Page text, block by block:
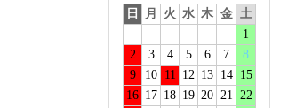
日
月 火 水 木 金 土
1
2
3 4 5 6 7
8
9
10 11 12 13 14
15
16 17 18 19 20 21 22